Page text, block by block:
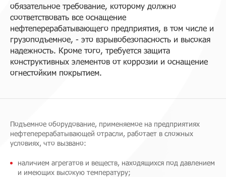
обязательное требование, которому должно
соответствовать все оснащение
нефтеперерабатывающего предприятия, в том числе и
грузоподъемное, - это взрывобезопасность и высокая
надежность. Кроме того, требуется защита
конструктивных элементов от коррозии и оснащение
огнестойким покрытием.
Подъемное оборудование, применяемое на предприятиях
нефтеперерабатывающей отрасли, работает в сложных
условиях, что вызвано:
наличием агрегатов и веществ, находящихся под давлением
и имеющих высокую температуру;